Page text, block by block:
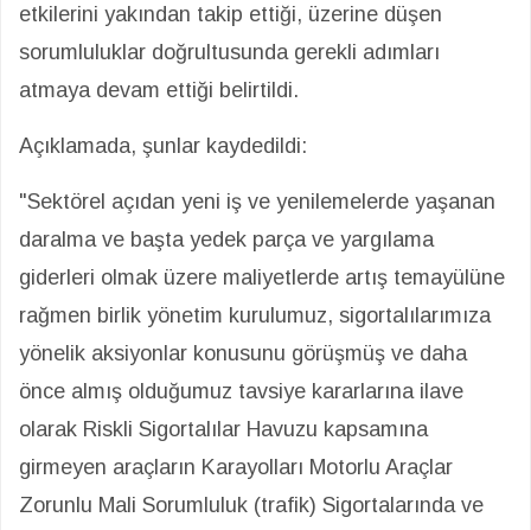
etkilerini yakından takip ettiği, üzerine düşen
sorumluluklar doğrultusunda gerekli adımları
atmaya devam ettiği belirtildi.
Açıklamada, şunlar kaydedildi:
"Sektörel açıdan yeni iş ve yenilemelerde yaşanan
daralma ve başta yedek parça ve yargılama
giderleri olmak üzere maliyetlerde artış temayülüne
rağmen birlik yönetim kurulumuz, sigortalılarımıza
yönelik aksiyonlar konusunu görüşmüş ve daha
önce almış olduğumuz tavsiye kararlarına ilave
olarak Riskli Sigortalılar Havuzu kapsamına
girmeyen araçların Karayolları Motorlu Araçlar
Zorunlu Mali Sorumluluk (trafik) Sigortalarında ve